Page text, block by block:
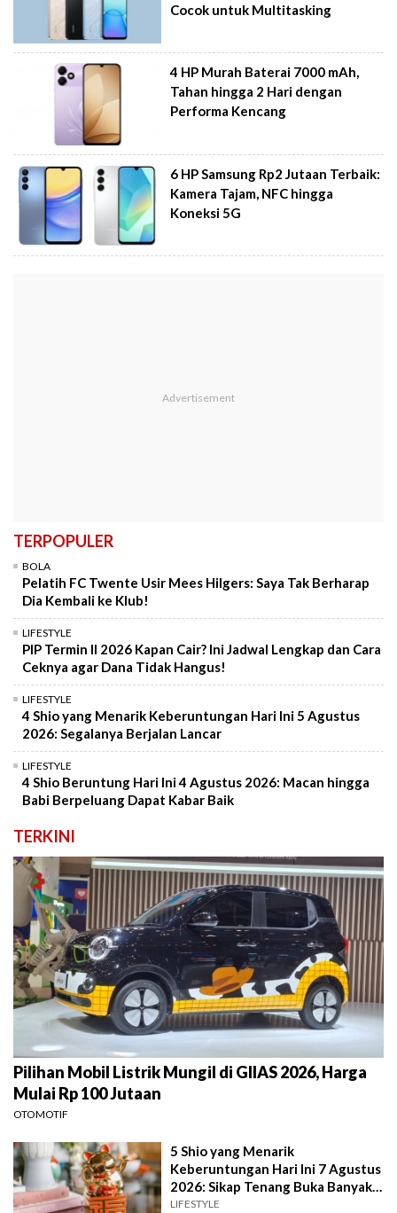
Cocok untuk Multitasking
4 HP Murah Baterai 7000 mAh,
Tahan hingga 2 Hari dengan
Performa Kencang
6 HP Samsung Rp2 Jutaan Terbaik:
Kamera Tajam, NFC hingga
Koneksi 5G
TERPOPULER
BOLA
Pelatih FC Twente Usir Mees Hilgers: Saya Tak Berharap
Dia Kembali ke Klub!
LIFESTYLE
PIP Termin II 2026 Kapan Cair? Ini Jadwal Lengkap dan Cara
Ceknya agar Dana Tidak Hangus!
LIFESTYLE
4 Shio yang Menarik Keberuntungan Hari Ini 5 Agustus
2026: Segalanya Berjalan Lancar
LIFESTYLE
4 Shio Beruntung Hari Ini 4 Agustus 2026: Macan hingga
Babi Berpeluang Dapat Kabar Baik
TERKINI
Pilihan Mobil Listrik Mungil di GIIAS 2026, Harga
Mulai Rp 100 Jutaan
OTOMOTIF
5 Shio yang Menarik
Keberuntungan Hari Ini 7 Agustus
2026: Sikap Tenang Buka Banyak
Peluang
LIFESTYLE